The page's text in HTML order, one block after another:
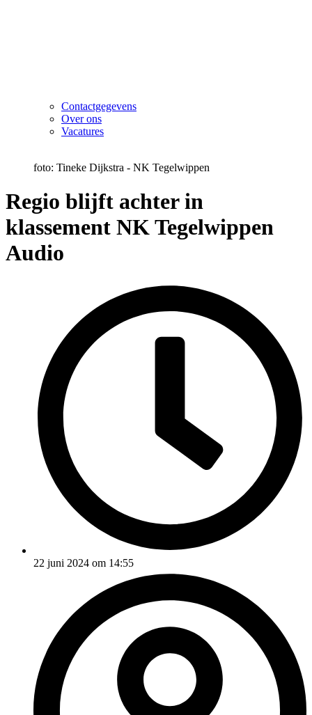
Contactgegevens
Over ons
Vacatures
foto: Tineke Dijkstra - NK Tegelwippen
Regio blijft achter in
klassement NK Tegelwippen
Audio
22 juni 2024 om 14:55